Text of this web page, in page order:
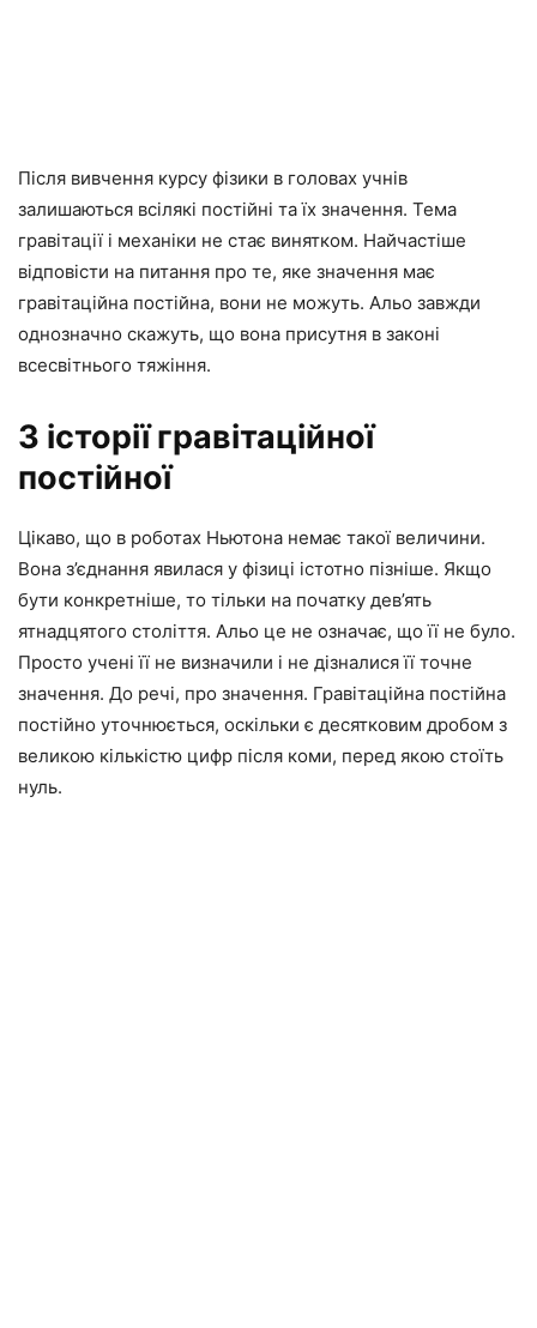
Після вивчення курсу фізики в головах учнів
залишаються всілякі постійні та їх значення. Тема
гравітації і механіки не стає винятком. Найчастіше
відповісти на питання про те, яке значення має
гравітаційна постійна, вони не можуть. Альо завжди
однозначно скажуть, що вона присутня в законі
всесвітнього тяжіння.
З історії гравітаційної
постійної
Цікаво, що в роботах Ньютона немає такої величини.
Вона з’єднання явилася у фізиці істотно пізніше. Якщо
бути конкретніше, то тільки на початку дев’ять
ятнадцятого століття. Альо це не означає, що її не було.
Просто учені її не визначили і не дізналися її точне
значення. До речі, про значення. Гравітаційна постійна
постійно уточнюється, оскільки є десятковим дробом з
великою кількістю цифр після коми, перед якою стоїть
нуль.